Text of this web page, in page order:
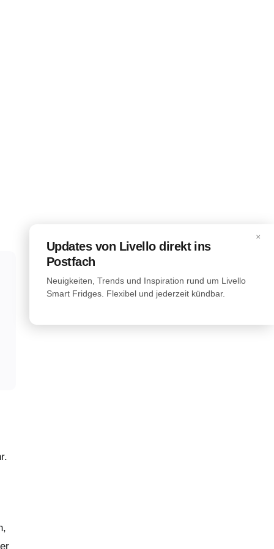
×
Updates von Livello direkt ins
Postfach
Neuigkeiten, Trends und Inspiration rund um Livello
Smart Fridges. Flexibel und jederzeit kündbar.